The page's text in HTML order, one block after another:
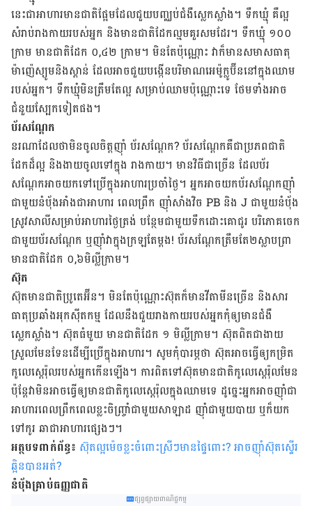
នេះ​ជា​អាហារ​មាន​ជាតិ​ផ្អែម​ដែល​ជួយ​បញ្ឈប់​ជំងឺ​ស្លេកស្លាំង។ ទឹក​ឃ្មុំ គឺ​ល្អ​
សំរាប់រាងកាយ​របស់​អ្នក និង​មាន​ជាតិ​ដែក​ល្មម​គួរ​សម​ដែរ។ ទឹក​ឃ្មុំ​ ១០០​
ក្រាម​​ មាន​ជាតិ​ដែក ០,៤២ ក្រាម។ មិន​តែ​ប៉ុណ្ណោះ វា​ក៏​មាន​សមាសធាតុ​
ម៉ាញ៉េស្យូម​និង​ស្ពាន់ ដែល​អាច​ជួយ​បង្កើន​បរិមាណ​អេម៉ូក្លូប៊ីន​នៅ​ក្នុង​ឈាម​
របស់​អ្នក។ ទឹក​ឃ្មុំ​មិន​ត្រឹម​តែ​ល្អ សម្រាប់​ឈាម​ប៉ុណ្ណោះ​ទេ ថែម​ទាំង​អាច​
ជំនួយ​ស្បែកទៀត​ផង។
ប័រ​សណ្តែក
នរណា​ដែល​ថា​មិន​ចូល​ចិត្ត​ញ៉ាំ ប័រ​សណ្តែក? ប័រ​សណ្តែក​គឺ​ជា​ប្រភព​ជាតិ​
ដែក​ដ៏​ល្អ និង​ងាយ​ចូល​ទៅ​ក្នុង រាង​កាយ។ មាន​វិធី​ជា​ច្រើន ដែល​ប័រ​
សណ្តែក​អាច​យក​ទៅ​ប្រើ​ក្នុង​អាហារ​ប្រចាំ​ថ្ងៃ។ អ្នក​អាច​យក​ប័រ​សណ្តែក​ញ៉ាំ​
ជាមួយ​នំបុ័ង​អាំង​ជា​អាហារ ពេល​ព្រឹក ​ញ៉ាំ​សាំងវិច PB និង J ជាមួយ​នំបុ័ង​
ស្រូវ​សាលី​សម្រាប់​អាហារ​ថ្ងៃ​ត្រង់​ បន្ថែម​ជាមួយ​ទឹក​ដោះ​គោ​ជូរ បរិភោគ​ចេក​
ជាមួយ​ប័រ​សណ្តែក ឬ​ញ៉ាំ​វា​ក្នុង​ក្រឡ​តែ​ម្តង! ប័រ​សណ្តែក​ត្រឹម​តែ​២​ស្លាប​ព្រា
មាន​ជាតិ​ដែក ០,៦មិល្លីក្រាម។
ស៊ុត
ស៊ុត​មាន​ជាតិ​ប្រូតេអ៊ីន។ មិន​តែ​ប៉ុណ្ណោះ​ស៊ុត​ក៏​មាន​វីតាមីន​ច្រើន និង​សារ
ធាតុ​ប្រឆាំង​អុកស៊ីតកម្ម ដែល​នឹង​ជួយ​រាងកាយ​របស់​អ្នក​កុំ​ឲ្យ​មាន​ជំងឺ​
ស្លេកស្លាំង។ ស៊ុត​ធំ​មួយ មាន​ជាតិ​ដែក ១ មិល្លីក្រាម។ ស៊ុត​ពិត​ជា​ងាយ​
ស្រួល​មែន​ទែន​ដើម្បី​ប្រើ​ក្នុង​អាហារ។ សូម​កុំ​បារម្ភ​ថា​ ស៊ុត​អាច​ធ្វើ​ឲ្យ​កម្រិត​
កូលេស្តេរ៉ុល​របស់​អ្នក​កើន​ឡើង។​ ការ​ពិត​ទៅ​ស៊ុត​មាន​ជាតិ​កូលេស្តេរ៉ុល​មែន
ប៉ុន្តែ​វា​មិន​អាច​ធ្វើ​ឲ្យ​មាន​ជាតិ​កូលេស្តេរ៉ុល​ក្នុង​ឈាម​ទេ​ ដូច្នេះ​អ្នក​អាច​ញ៉ាំ​ជា​
អាហារ​ពេល​ព្រឹក​ពេល​ខ្លះ​ចិញ្ច្រាំ​ជាមួយសាឡាដ ញ៉ាំ​ជា​មួយ​បាយ ឬ​ក៏​យក​
ទៅ​កូរ​ ឆា​ជា​អាហារ​ផ្សេងៗ។
អត្ថបទពាក់ព័ន្ធ៖ ស៊ុតល្អម៉េចខ្លះចំពោះស្រីៗមានផ្ទៃពោះ? អាចញ៉ាំស៊ុតស្ទើរ
ឆ្អិនបានអត់?
នំបុ័ង​គ្រាប់​ធញ្ញជាតិ
ផ្សព្វផ្សាយពាណិជ្ជកម្ម